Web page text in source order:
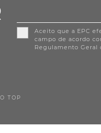
TOP
Aceito que a EPC
campo de acordo
Regulamento Geral